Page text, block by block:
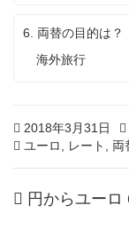
6. 両替の目的は？
海外旅行
Posted
on
2018年3月31日
0
年
Tags
ユーロ レート 両
円からユーロ